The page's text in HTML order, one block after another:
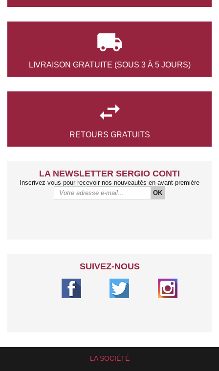

LIVRAISON GRATUITE (SOUS 3 À 5 JOURS)

RETOURS GRATUITS
LA NEWSLETTER SERGIO CONTI
Inscrivez-vous pour recevoir nos nouveautés en avant-première
OK
SUIVEZ-NOUS
LA SOCIÉTÉ